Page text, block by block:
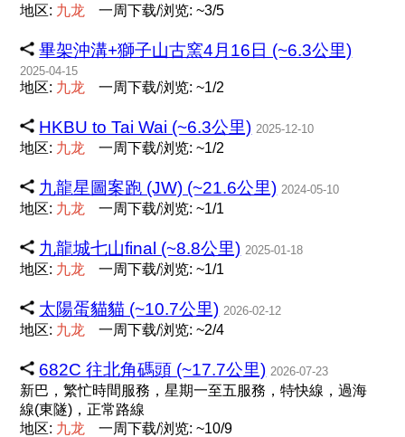
地区: 九龙 一周下载/浏览: ~3/5
畢架沖溝+獅子山古窯4月16日 (~6.3公里)
2025-04-15
地区: 九龙 一周下载/浏览: ~1/2
HKBU to Tai Wai (~6.3公里) 2025-12-10
地区: 九龙 一周下载/浏览: ~1/2
九龍星圖案跑 (JW) (~21.6公里) 2024-05-10
地区: 九龙 一周下载/浏览: ~1/1
九龍城七山final (~8.8公里) 2025-01-18
地区: 九龙 一周下载/浏览: ~1/1
太陽蛋貓貓 (~10.7公里) 2026-02-12
地区: 九龙 一周下载/浏览: ~2/4
682C 往北角碼頭 (~17.7公里) 2026-07-23
新巴，繁忙時間服務，星期一至五服務，特快線，過海
線(東隧)，正常路線
地区: 九龙 一周下载/浏览: ~10/9